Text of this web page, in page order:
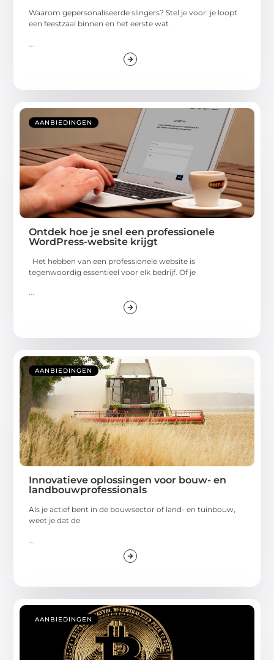
Waarom gepersonaliseerde slingers? Stel je voor: je loopt
een feestzaal binnen en het eerste wat
AANBIEDINGEN
Ontdek hoe je snel een professionele
WordPress-website krijgt
Het hebben van een professionele website is
tegenwoordig essentieel voor elk bedrijf. Of je
...
AANBIEDINGEN
Innovatieve oplossingen voor bouw- en
landbouwprofessionals
Als je actief bent in de bouwsector of land- en tuinbouw,
weet je dat de
AANBIEDINGEN